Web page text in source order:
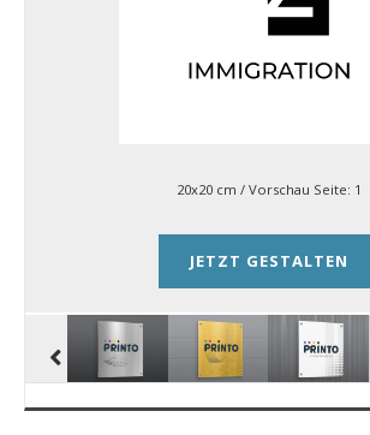
20x20 cm / Vorschau Seite: 1
JETZT GESTALTEN